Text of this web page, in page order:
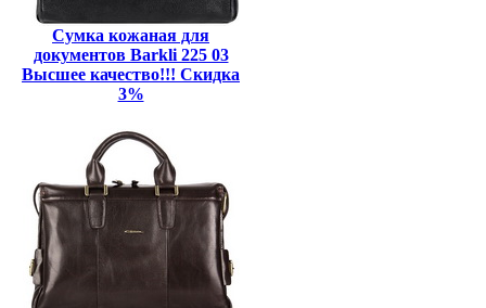
Сумка кожаная для
документов Barkli 225 03
Высшее качество!!! Скидка
3%